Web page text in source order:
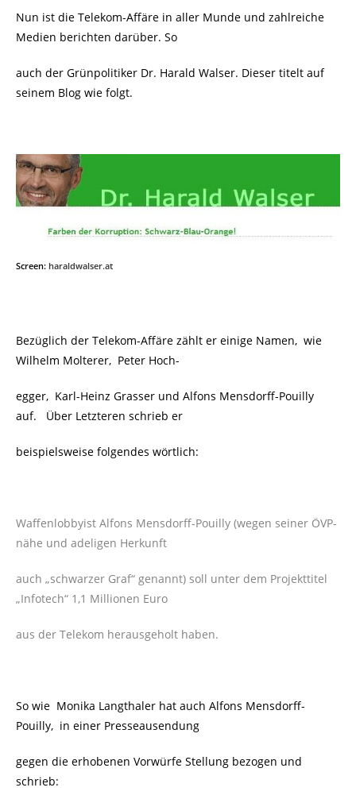
Nun ist die Telekom-Affäre in aller Munde und zahlreiche
Medien berichten darüber. So
auch der Grünpolitiker Dr. Harald Walser. Dieser titelt auf
seinem Blog wie folgt.
Screen: haraldwalser.at
Bezüglich der Telekom-Affäre zählt er einige Namen, wie
Wilhelm Molterer, Peter Hoch-
egger, Karl-Heinz Grasser und Alfons Mensdorff-Pouilly
auf. Über Letzteren schrieb er
beispielsweise folgendes wörtlich:
Waffenlobbyist Alfons Mensdorff-Pouilly (wegen seiner ÖVP-
nähe und adeligen Herkunft
auch „schwarzer Graf“ genannt) soll unter dem Projekttitel
„Infotech“ 1,1 Millionen Euro
aus der Telekom herausgeholt haben.
So wie Monika Langthaler hat auch Alfons Mensdorff-
Pouilly, in einer Presseausendung
gegen die erhobenen Vorwürfe Stellung bezogen und
schrieb: